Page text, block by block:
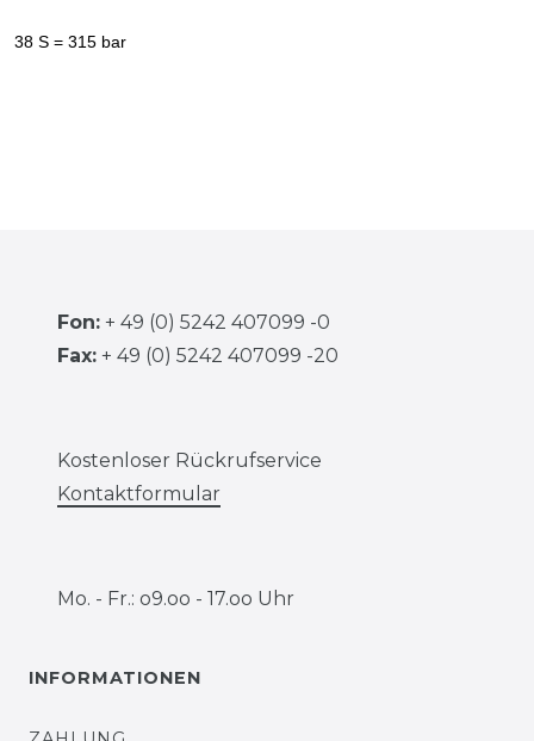
38 S = 315 bar
Fon: + 49 (0) 5242 407099 -0
Fax: + 49 (0) 5242 407099 -20
Kostenloser Rückrufservice
Kontaktformular
Mo. - Fr.: o9.oo - 17.oo Uhr
INFORMATIONEN